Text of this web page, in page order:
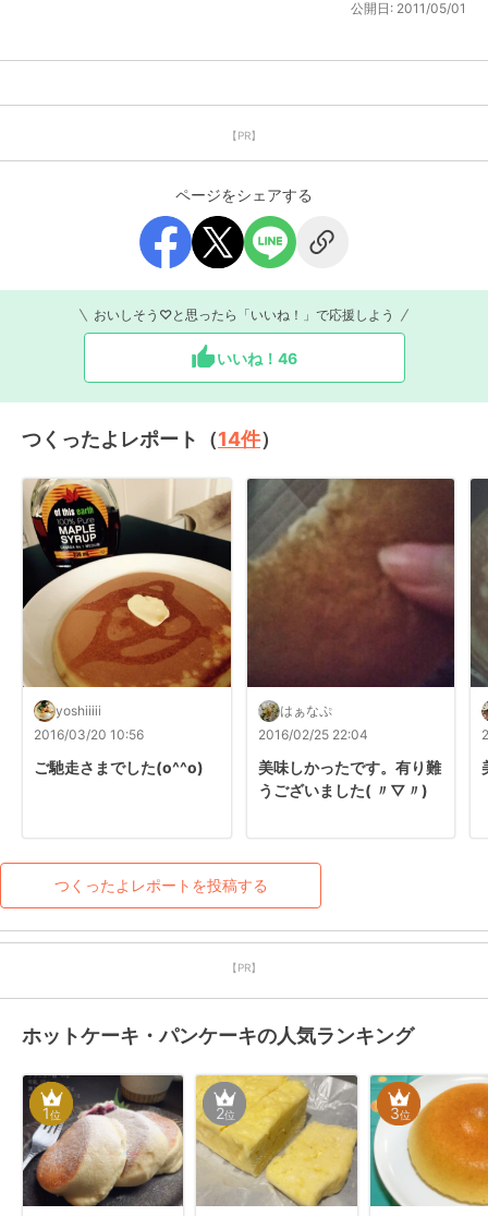
公開日: 2011/05/01
【PR】
ページをシェアする
おいしそう♡と思ったら「いいね！」で応援しよう
いいね！ 46
つくったよレポート（14件）
yoshiiiii
2016/03/20 10:56
ご馳走さまでした(o^^o)
はぁなぷ
2016/02/25 22:04
美味しかったです。有り難
うございました( 〃▽〃)
つくったよレポートを投稿する
【PR】
ホットケーキ・パンケーキの人気ランキング
1位 2位 3位